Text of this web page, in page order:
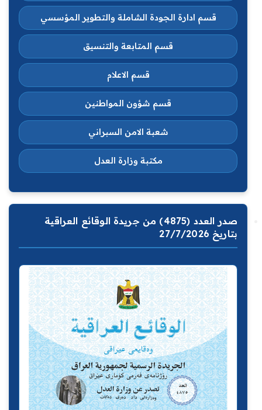
قسم ادارة الجودة الشاملة والتطوير المؤسسي
قسم المتابعة والتنسيق
قسم الاعلام
قسم شؤون المواطنين
شعبة الامن السبراني
مكتبة وزارة العدل
صدر العدد (4875) من جريدة الوقائع العراقية
بتاريخ 27/7/2026